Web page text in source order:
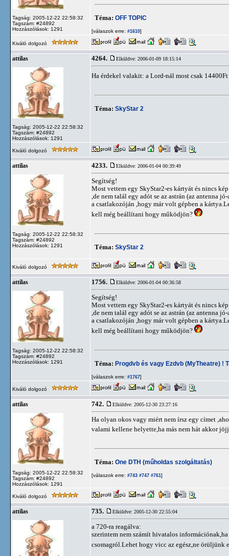
Tagság: 2005-12-22 22:58:32
Tagszám: #24892
Hozzászólások: 1291
Téma: OFF TOPIC
[válaszok erre: #1610]
Kiváló dolgozó
attilas
Tagság: 2005-12-22 22:58:32
Tagszám: #24892
Hozzászólások: 1291
4264. Elküldve: 2006-01-09 18:15:14
Ha érdekel valakit: a Lord-nál most csak
Téma: SkyStar 2
Kiváló dolgozó
attilas
Tagság: 2005-12-22 22:58:32
Tagszám: #24892
Hozzászólások: 1291
4233. Elküldve: 2006-01-04 00:39:49
Segítség!
Most vettem egy SkyStar2-es kártyát és nincs
,de nem talál egy adót se az astrán (az antenna
a csatlakozóján ,hogy már volt gépben a
kell még beállítani hogy működjön?
Téma: SkyStar 2
Kiváló dolgozó
attilas
Tagság: 2005-12-22 22:58:32
Tagszám: #24892
Hozzászólások: 1291
1756. Elküldve: 2006-01-04 00:36:58
Segítség!
Most vettem egy SkyStar2-es kártyát és nincs
,de nem talál egy adót se az astrán (az antenna
a csatlakozóján ,hogy már volt gépben a
kell még beállítani hogy működjön?
Téma: Progdvb és vagy Ezdvb (MyTheatre) !
[válaszok erre: #1767]
Kiváló dolgozó
attilas
Tagság: 2005-12-22 22:58:32
Tagszám: #24892
Hozzászólások: 1291
742. Elküldve: 2005-12-30 23:27:16
Ha olyan okos vagy miért nem írsz egy címet
valami kellene helyette,ha más nem hát akkor
Téma: One DTH (műholdas szolgáltatás)
[válaszok erre: #743 #747 #761]
Kiváló dolgozó
attilas 735. Elküldve: 2005-12-30 22:55:04
a 720-ra reagálva:
szerintem nem számít hivatalos
csomagról.Lehet hogy vicc az egész,ne örüljünk